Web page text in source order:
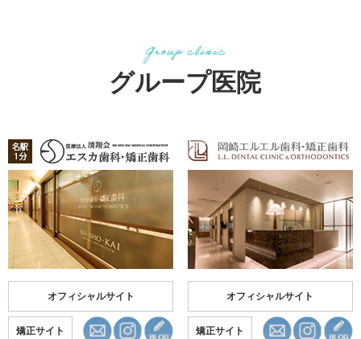
グループ医院
オフィシャルサイト
矯正サイト
オフィシャルサイト
矯正サイト